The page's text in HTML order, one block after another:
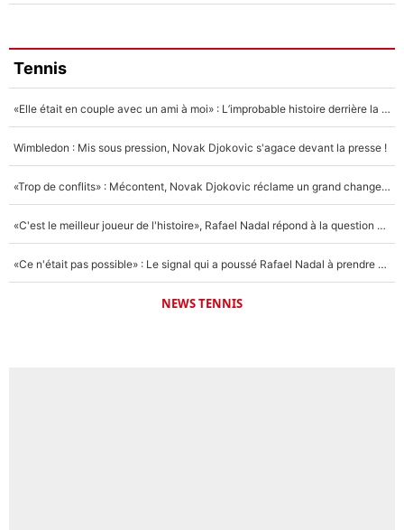
Tennis
«Elle était en couple avec un ami à moi» : L’improbable histoire derrière la «seule relation longue» de Novak Djokovic
Wimbledon : Mis sous pression, Novak Djokovic s'agace devant la presse !
«Trop de conflits» : Mécontent, Novak Djokovic réclame un grand changement !
«C'est le meilleur joueur de l'histoire», Rafael Nadal répond à la question que tout le monde se pose !
«Ce n'était pas possible» : Le signal qui a poussé Rafael Nadal à prendre sa retraite !
NEWS TENNIS